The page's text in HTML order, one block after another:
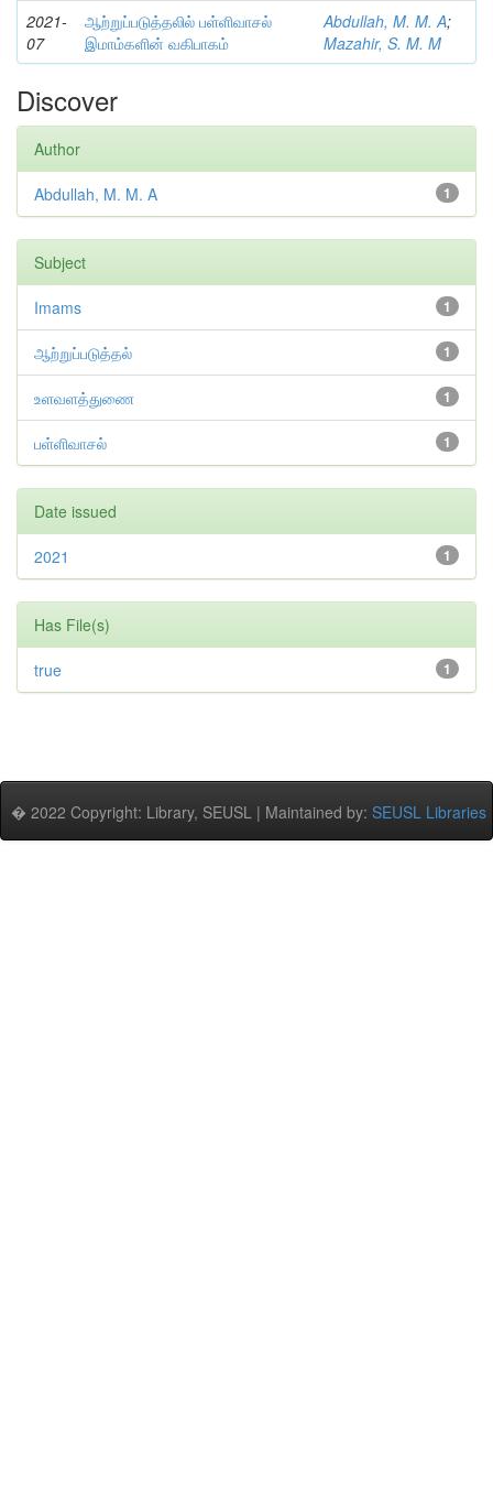
2021-
07
ஆற்றுப்படுத்தலில் பள்ளிவாசல்
இமாம்களின் வகிபாகம்
Abdullah, M. M. A;
Mazahir, S. M. M
Discover
Author
1
Abdullah, M. M. A
Subject
1
Imams
1
ஆற்றுப்படுத்தல்
1
உளவளத்துணை
1
பள்ளிவாசல்
Date issued
1
2021
Has File(s)
1
true
� 2022 Copyright: Library, SEUSL | Maintained by: SEUSL Libraries